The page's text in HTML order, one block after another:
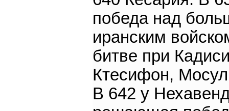
победа над
иранским
битве при
Ктесифон,
В 642 у